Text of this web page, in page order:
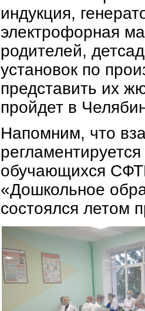
индукция,
электрофорная
родителей,
установок по
представить их
пройдет в
Напомним, что
обучающихся
«Дошкольное
состоялся летом